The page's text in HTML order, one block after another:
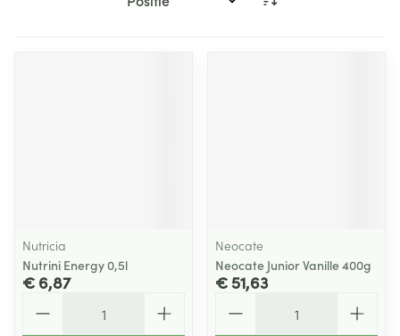
Sorteer op:
Nutricia
Nutrini Energy 0,5l
€ 6,87
Neocate
Neocate Junior Vanille 400g
€ 51,63